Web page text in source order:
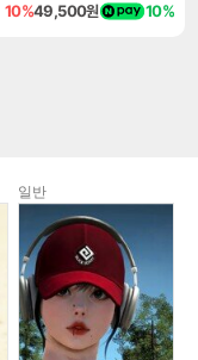
10%49,500원 10%
일반